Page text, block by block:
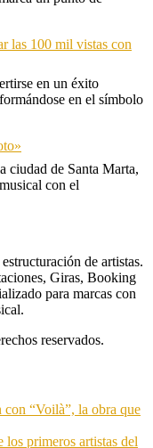
las 100 mil vistas con
en un éxito
en el símbolo
ciudad de Santa Marta,
con el
de artistas.
Giras, Booking
para marcas con
reservados.
“Voilà”, la obra que
los primeros artistas del